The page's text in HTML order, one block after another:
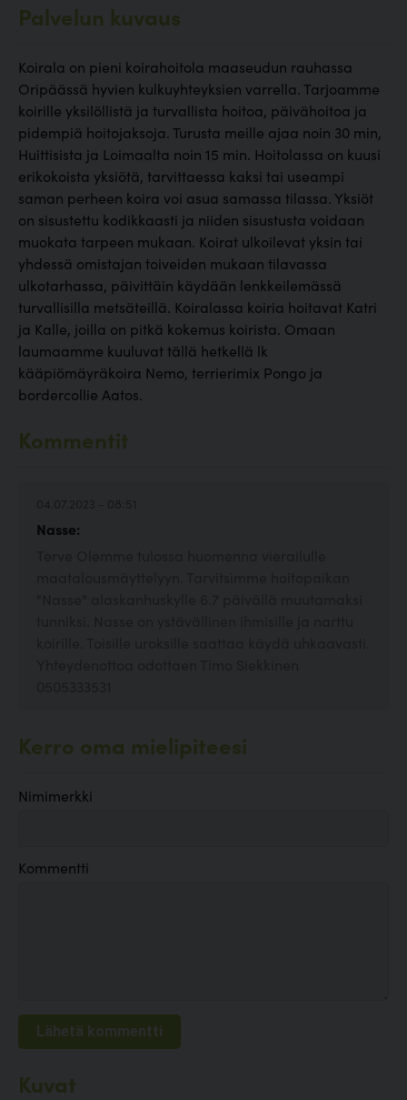
Palvelun kuvaus
Koirala on pieni koirahoitola maaseudun rauhassa
Oripäässä hyvien kulkuyhteyksien varrella. Tarjoamme
koirille yksilöllistä ja turvallista hoitoa, päivähoitoa ja
pidempiä hoitojaksoja. Turusta meille ajaa noin 30 min,
Huittisista ja Loimaalta noin 15 min. Hoitolassa on kuusi
erikokoista yksiötä, tarvittaessa kaksi tai useampi
saman perheen koira voi asua samassa tilassa. Yksiöt
on sisustettu kodikkaasti ja niiden sisustusta voidaan
muokata tarpeen mukaan. Koirat ulkoilevat yksin tai
yhdessä omistajan toiveiden mukaan tilavassa
ulkotarhassa, päivittäin käydään lenkkeilemässä
turvallisilla metsäteillä. Koiralassa koiria hoitavat Katri
ja Kalle, joilla on pitkä kokemus koirista. Omaan
laumaamme kuuluvat tällä hetkellä lk
kääpiömäyräkoira Nemo, terrierimix Pongo ja
bordercollie Aatos.
Kommentit
Nasse:
Kerro oma mielipiteesi
Nimimerkki
Kommentti
Kuvat